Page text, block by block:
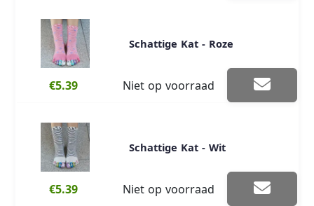
Schattige Kat - Roze
€5.39 Niet op voorraad
Schattige Kat - Wit
€5.39 Niet op voorraad